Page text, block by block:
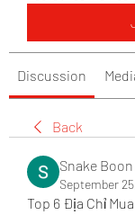
Discussion
Back
Snake Boon
September
Top 6 Địa Chỉ